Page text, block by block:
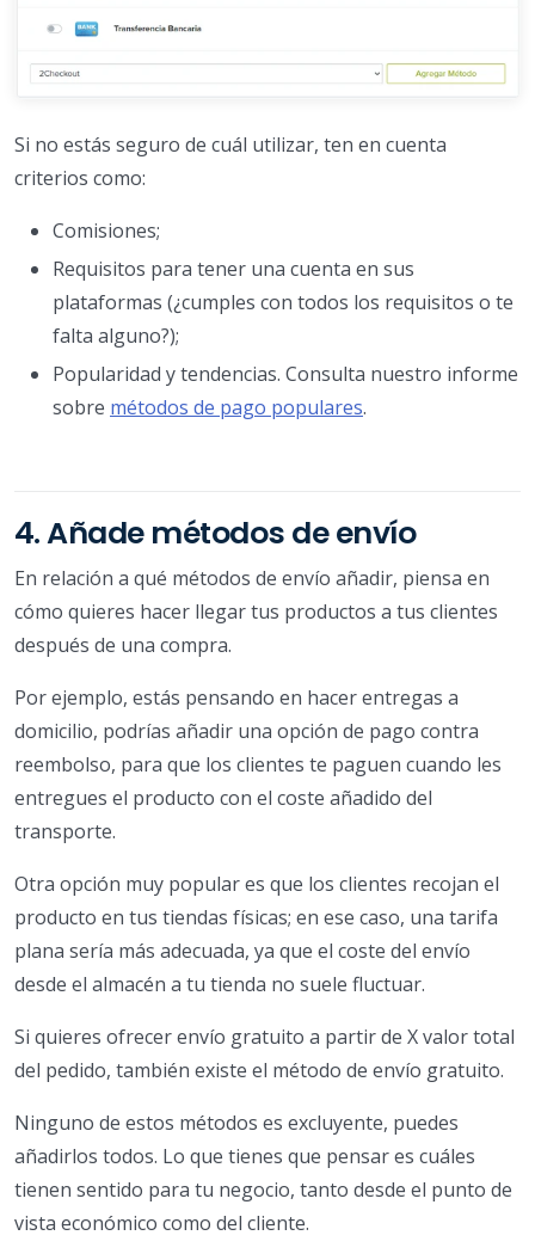
Si no estás seguro de cuál utilizar, ten en cuenta
criterios como:
Comisiones;
Requisitos para tener una cuenta en sus
plataformas (¿cumples con todos los requisitos o te
falta alguno?);
Popularidad y tendencias. Consulta nuestro informe
sobre métodos de pago populares.
4. Añade métodos de envío
En relación a qué métodos de envío añadir, piensa en
cómo quieres hacer llegar tus productos a tus clientes
después de una compra.
Por ejemplo, estás pensando en hacer entregas a
domicilio, podrías añadir una opción de pago contra
reembolso, para que los clientes te paguen cuando les
entregues el producto con el coste añadido del
transporte.
Otra opción muy popular es que los clientes recojan el
producto en tus tiendas físicas; en ese caso, una tarifa
plana sería más adecuada, ya que el coste del envío
desde el almacén a tu tienda no suele fluctuar.
Si quieres ofrecer envío gratuito a partir de X valor total
del pedido, también existe el método de envío gratuito.
Ninguno de estos métodos es excluyente, puedes
añadirlos todos. Lo que tienes que pensar es cuáles
tienen sentido para tu negocio, tanto desde el punto de
vista económico como del cliente.